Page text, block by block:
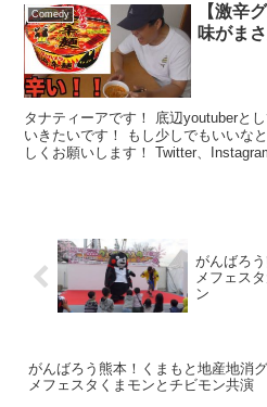
Comedy
【激辛
味がま
タナティーアです！ 底辺youtuberと
いきたいです！ もし少しでもいいな
しくお願いします！ Twitter、
がんばろ
メフェス
ン
がんばろう熊本！くまもと地産地消
メフェスタくまモンとチビモン共演